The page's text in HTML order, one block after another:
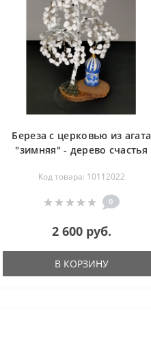
Береза с церковью из агата
"зимняя" - дерево счастья
Код товара: 10112022
0
2 600 руб.
В КОРЗИНУ